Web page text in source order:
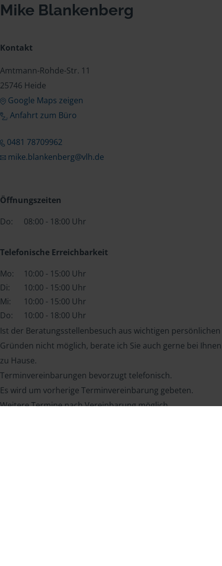
Mike Blankenberg
Kontakt
Amtmann-Rohde-Str. 11
25746 Heide
Google Maps zeigen
Anfahrt zum Büro
0481 78709962
mike.blankenberg@vlh.de
Öffnungszeiten
Do:
08:00 - 18:00 Uhr
Telefonische Erreichbarkeit
Mo:
10:00 - 15:00 Uhr
Di:
10:00 - 15:00 Uhr
Mi:
10:00 - 15:00 Uhr
Do:
10:00 - 18:00 Uhr
Ist der Beratungsstellenbesuch aus wichtigen persönlichen
Gründen nicht möglich, berate ich Sie auch gerne bei Ihnen
zu Hause.
Terminvereinbarungen bevorzugt telefonisch.
Es wird um vorherige Terminvereinbarung gebeten.
Weitere Termine nach Vereinbarung möglich.